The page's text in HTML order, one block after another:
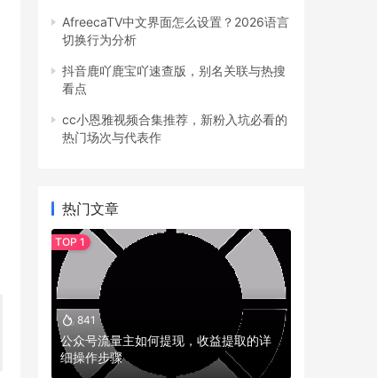
AfreecaTV中文界面怎么设置？2026语言
切换行为分析
抖音鹿吖鹿宝吖速查版，别名关联与热搜
看点
cc小恩雅视频合集推荐，新粉入坑必看的
热门场次与代表作
热门文章
841
公众号流量主如何提现，收益提取的详
细操作步骤